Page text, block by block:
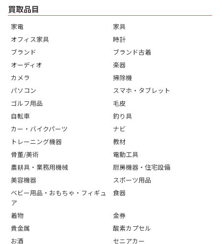
買取品目
家電
家具
オフィス家具
時計
ブランド
ブランド古着
オーディオ
楽器
カメラ
掃除機
パソコン
スマホ・タブレット
ゴルフ用品
毛皮
自転車
釣り具
カー・バイクパーツ
ナビ
トレーニング機器
教材
骨董/美術
電動工具
農耕具・業務用機械
厨房機器・住宅設備
美容機器
スポーツ用品
ベビー用品・おもちゃ・フィギュ
ア
食器
着物
金券
貴金属
酸素カプセル
お酒
セニアカー